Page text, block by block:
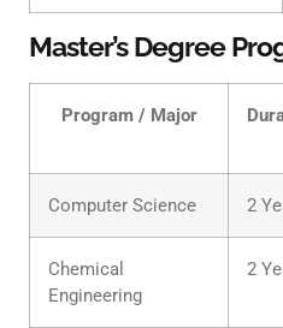
Master’s Degree
Program / Major
Computer Science 2
Chemical
Engineering
2